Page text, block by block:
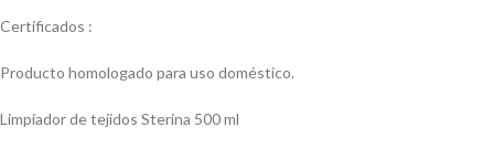
Certificados :
Producto homologado para uso doméstico.
Limpiador de tejidos Sterina 500 ml